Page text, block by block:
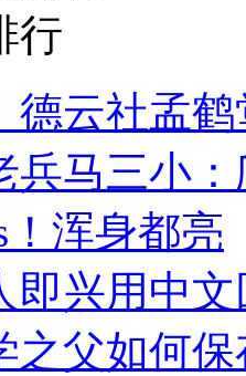
行
德云社孟
兵马三小
浑身都亮
即兴用中
之父如何